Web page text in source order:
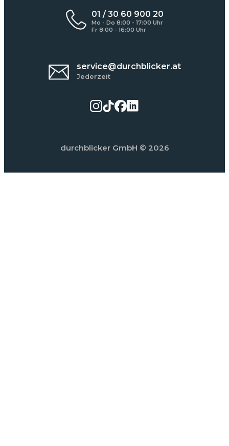
01 / 30 60 900 20
Mo - Do 8:00 - 17:00 Uhr
Fr 8:00 - 16:00 Uhr
service@durchblicker.at
Jederzeit
durchblicker GmbH © 2026